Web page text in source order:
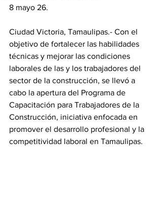
8 mayo 26.
Ciudad Victoria, Tamaulipas.- Con el
objetivo de fortalecer las habilidades
técnicas y mejorar las condiciones
laborales de las y los trabajadores del
sector de la construcción, se llevó a
cabo la apertura del Programa de
Capacitación para Trabajadores de la
Construcción, iniciativa enfocada en
promover el desarrollo profesional y la
competitividad laboral en Tamaulipas.